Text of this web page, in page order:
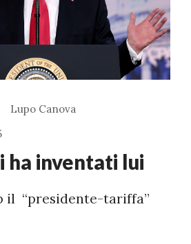
Lupo Canova
ha inventati lui
il “presidente-tariffa”